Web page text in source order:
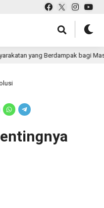
yang Berdampak bagi